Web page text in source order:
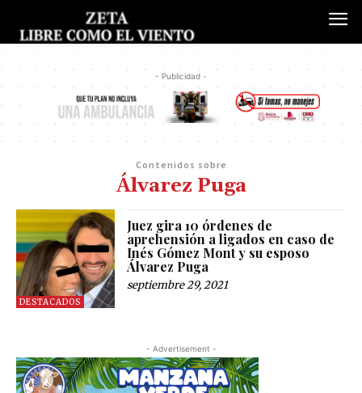
- Publicidad -
Contenidos sobre
Álvarez Puga
DESTACADOS
Juez gira 10 órdenes de
aprehensión a ligados en caso de
Inés Gómez Mont y su esposo
Álvarez Puga
septiembre 29, 2021
- Advertisement -